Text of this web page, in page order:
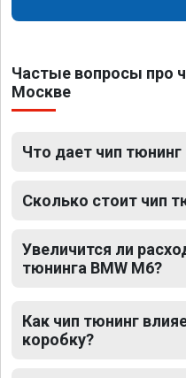
Частые вопросы про
Москве
Что дает чип тюнинг
Сколько стоит чип
Увеличится ли
тюнинга BMW M6?
Как чип тюнинг
коробку?